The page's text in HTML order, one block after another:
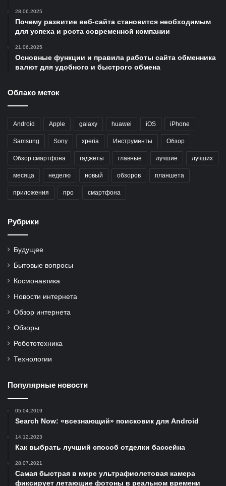
28.06.2025
Почему развитие веб-сайта становится необходимым
для успеха и роста современной компании
21.06.2025
Основные функции и правила работы сайта обменника
валют для удобного и быстрого обмена
Облако меток
Android Apple galaxy huawei iOS iPhone
Samsung Sony xperia Инструменты Обзор
Обзор смартфона гаджеты главные лучшие лучших
месяца неделю новый обзоров планшета
приложения про смартфона
Рубрики
Будущее
Бытовые вопросы
Космонавтика
Новости интернета
Обзор интернета
Обзоры
Робототехника
Технологии
Популярные новости
05.04.2019
Search Now: «всезнающий» поисковик для Android
14.12.2023
Как выбрать лучший способ отделки бассейна
28.07.2021
Самая быстрая в мире ультрафиолетовая камера
фиксирует летающие фотоны в реальном времени